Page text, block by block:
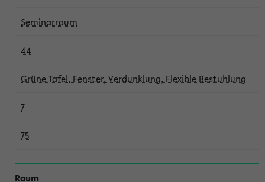
Seminarraum
44
Grüne Tafel, Fenster, Verdunklung, Flexible Bestuhlung
7
75